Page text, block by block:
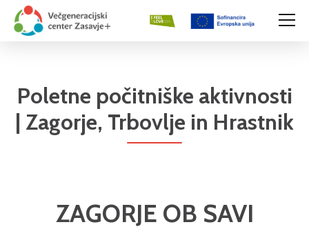
Poletne počitniške aktivnosti
| Zagorje, Trbovlje in Hrastnik
ZAGORJE OB SAVI